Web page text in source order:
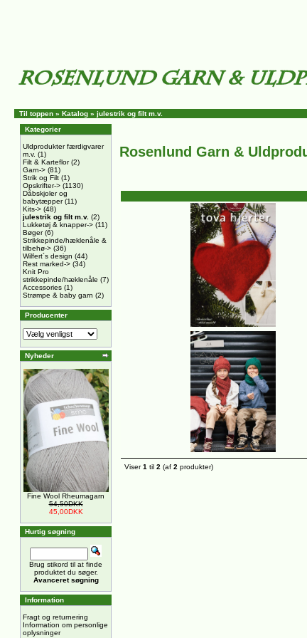
Til toppen » Katalog » julestrik og filt m.v.
Kategorier
Uldprodukter færdigvarer
m.v. (1)
Filt & Karteflor(2)
Garn-> (81)
Strik og Filt (1)
Opskrifter-> (1130)
Dåbskjoler og
babytæpper(11)
Kits-> (48)
julestrik og filt m.v. (2)
Lukketøj & knapper-> (11)
Bøger(6)
Strikkepinde/hæklenåle &
tilbehø-> (36)
Wilfert´s design (44)
Rest marked-> (34)
Knit Pro
strikkepinde/hæklenåle (7)
Accessories (1)
Strømpe & baby garn (2)
Producenter
Nyheder
Fine Wool Rheumagarn
54,50DKK
45,00DKK
Hurtig søgning
Brug stikord til at finde
produktet du søger.
Avanceret søgning
Information
Fragt og returnering
Information om personlige
oplysninger
Rosenlund Garn &
Viser1 til 2 (af 2 produkter)